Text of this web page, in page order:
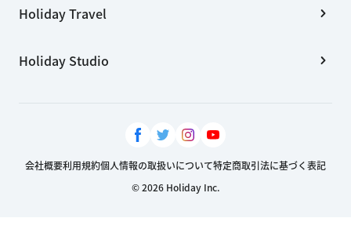
Holiday Travel
Holiday Studio
会社概要利用規約個人情報の取扱いについて特定商取引法に基づく表記
© 2026 Holiday Inc.